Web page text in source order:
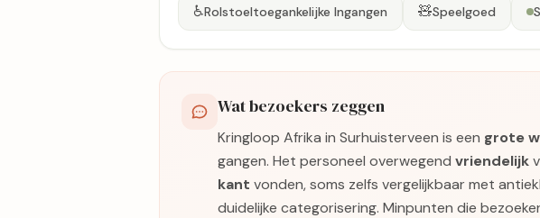
♿Rolstoeltoegankelijke Ingangen 🧸Speelgoed
Wat bezoekers zeggen
Kringloop Afrika in Surhuisterveen is een grote
gangen. Het personeel overwegend vriendelijk
kant vonden, soms zelfs vergelijkbaar met
duidelijke categorisering. Minpunten die